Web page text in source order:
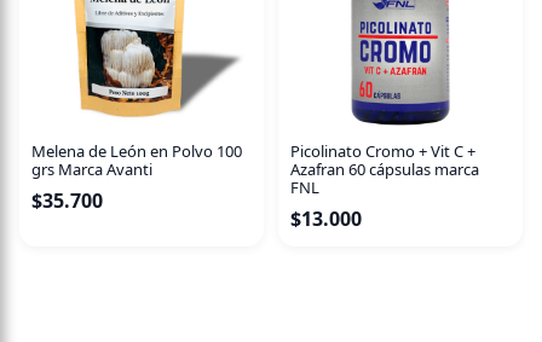
Melena de León en Polvo 100
grs Marca Avanti
$35.700
Picolinato Cromo + Vit C +
Azafran 60 cápsulas marca
FNL
$13.000